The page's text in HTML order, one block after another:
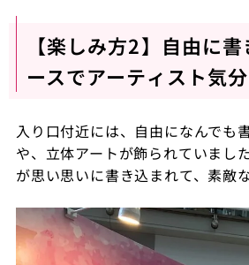
【楽しみ方2】自由に
ースでアーティスト気分
入り口付近には、自由になんでも
や、立体アートが飾られていまし
が思い思いに書き込まれて、素敵